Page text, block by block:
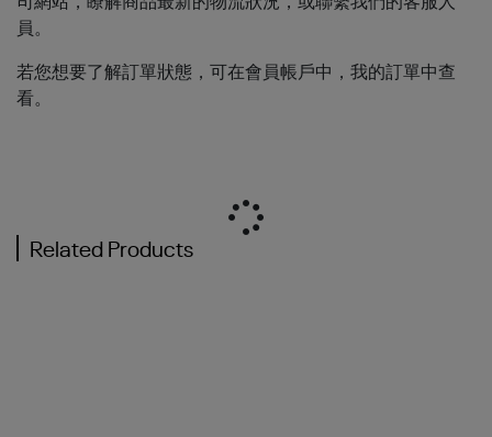
員。
若您想要了解訂單狀態，可在會員帳戶中，我的訂單中查
看。
Related Products